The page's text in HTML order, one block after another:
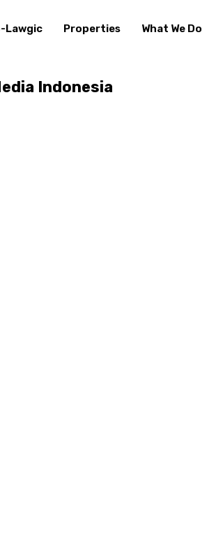
Lawgic Properties What We Do
Indonesia